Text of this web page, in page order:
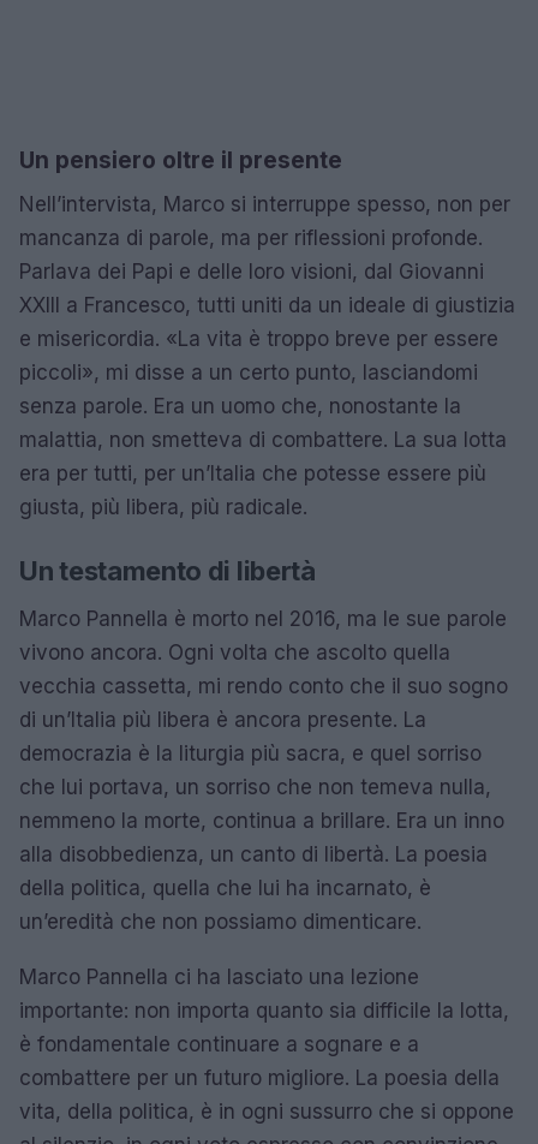
Un pensiero oltre il presente
Nell’intervista, Marco si interruppe spesso, non per
mancanza di parole, ma per riflessioni profonde.
Parlava dei Papi e delle loro visioni, dal Giovanni
XXIII a Francesco, tutti uniti da un ideale di giustizia
e misericordia. «La vita è troppo breve per essere
piccoli», mi disse a un certo punto, lasciandomi
senza parole. Era un uomo che, nonostante la
malattia, non smetteva di combattere. La sua lotta
era per tutti, per un’Italia che potesse essere più
giusta, più libera, più radicale.
Un testamento di libertà
Marco Pannella è morto nel 2016, ma le sue parole
vivono ancora. Ogni volta che ascolto quella
vecchia cassetta, mi rendo conto che il suo sogno
di un’Italia più libera è ancora presente. La
democrazia è la liturgia più sacra, e quel sorriso
che lui portava, un sorriso che non temeva nulla,
nemmeno la morte, continua a brillare. Era un inno
alla disobbedienza, un canto di libertà. La poesia
della politica, quella che lui ha incarnato, è
un’eredità che non possiamo dimenticare.
Marco Pannella ci ha lasciato una lezione
importante: non importa quanto sia difficile la lotta,
è fondamentale continuare a sognare e a
combattere per un futuro migliore. La poesia della
vita, della politica, è in ogni sussurro che si oppone